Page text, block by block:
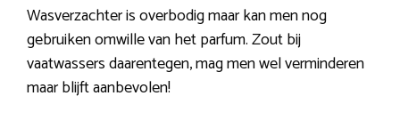
Wasverzachter is overbodig maar kan men nog
gebruiken omwille van het parfum. Zout bij
vaatwassers daarentegen, mag men wel verminderen
maar blijft aanbevolen!